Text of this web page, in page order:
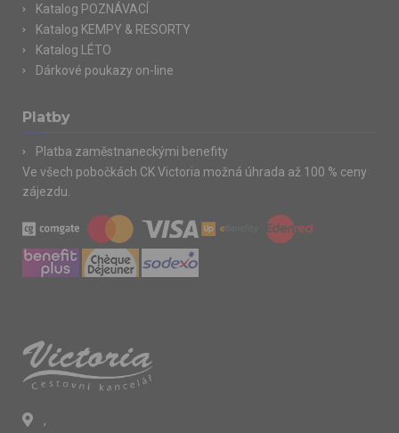
Katalog POZNÁVACÍ
Katalog KEMPY & RESORTY
Katalog LÉTO
Dárkové poukazy on-line
Platby
Platba zaměstnaneckými benefity
Ve všech pobočkách CK Victoria možná úhrada až 100 % ceny
zájezdu.
,